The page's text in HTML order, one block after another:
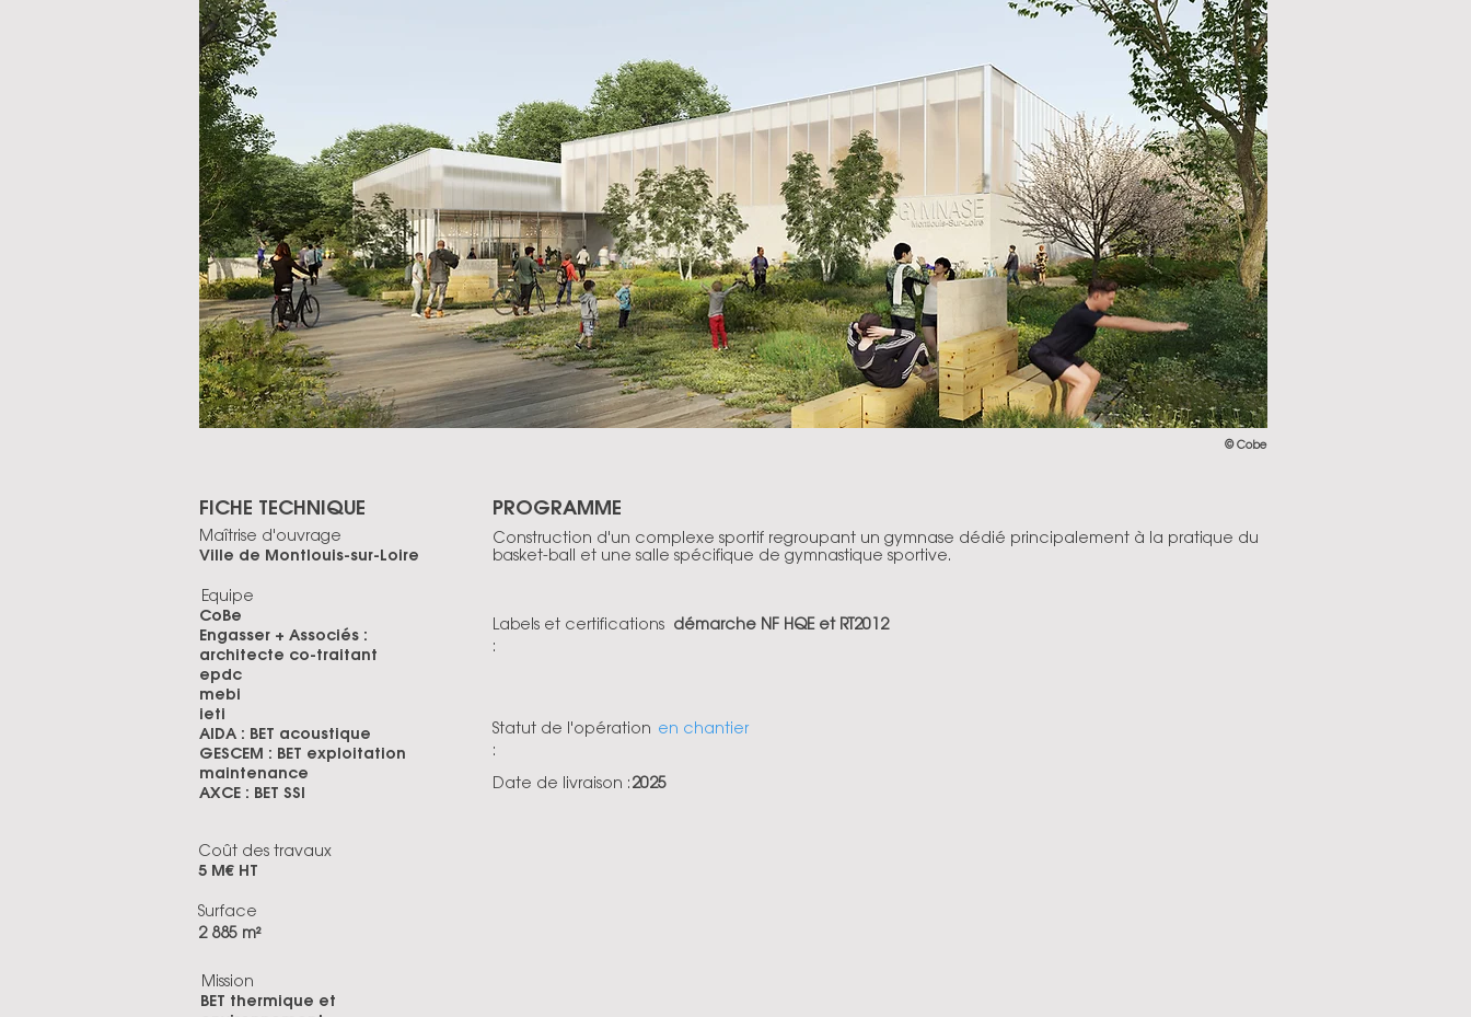
© Cobe
FICHE TECHNIQUE
Maîtrise d'ouvrage
Ville de Montlouis-sur-Loire
Equipe
CoBe
Engasser + Associés :
architecte co-traitant
epdc
mebi
ieti
AIDA : BET acoustique
GESCEM : BET exploitation
maintenance
AXCE : BET SSI
Coût des travaux
5 M€ HT
Surface
2 885 m²
Mission
BET thermique et
PROGRAMME
Construction d'un complexe sportif regroupant un gymnase dédié principalement à la pratique du
basket-ball et une salle spécifique de gymnastique sportive.
Labels et certifications
:
démarche NF HQE et RT2012
Statut de l'opération
:
en chantier
Date de livraison :2025